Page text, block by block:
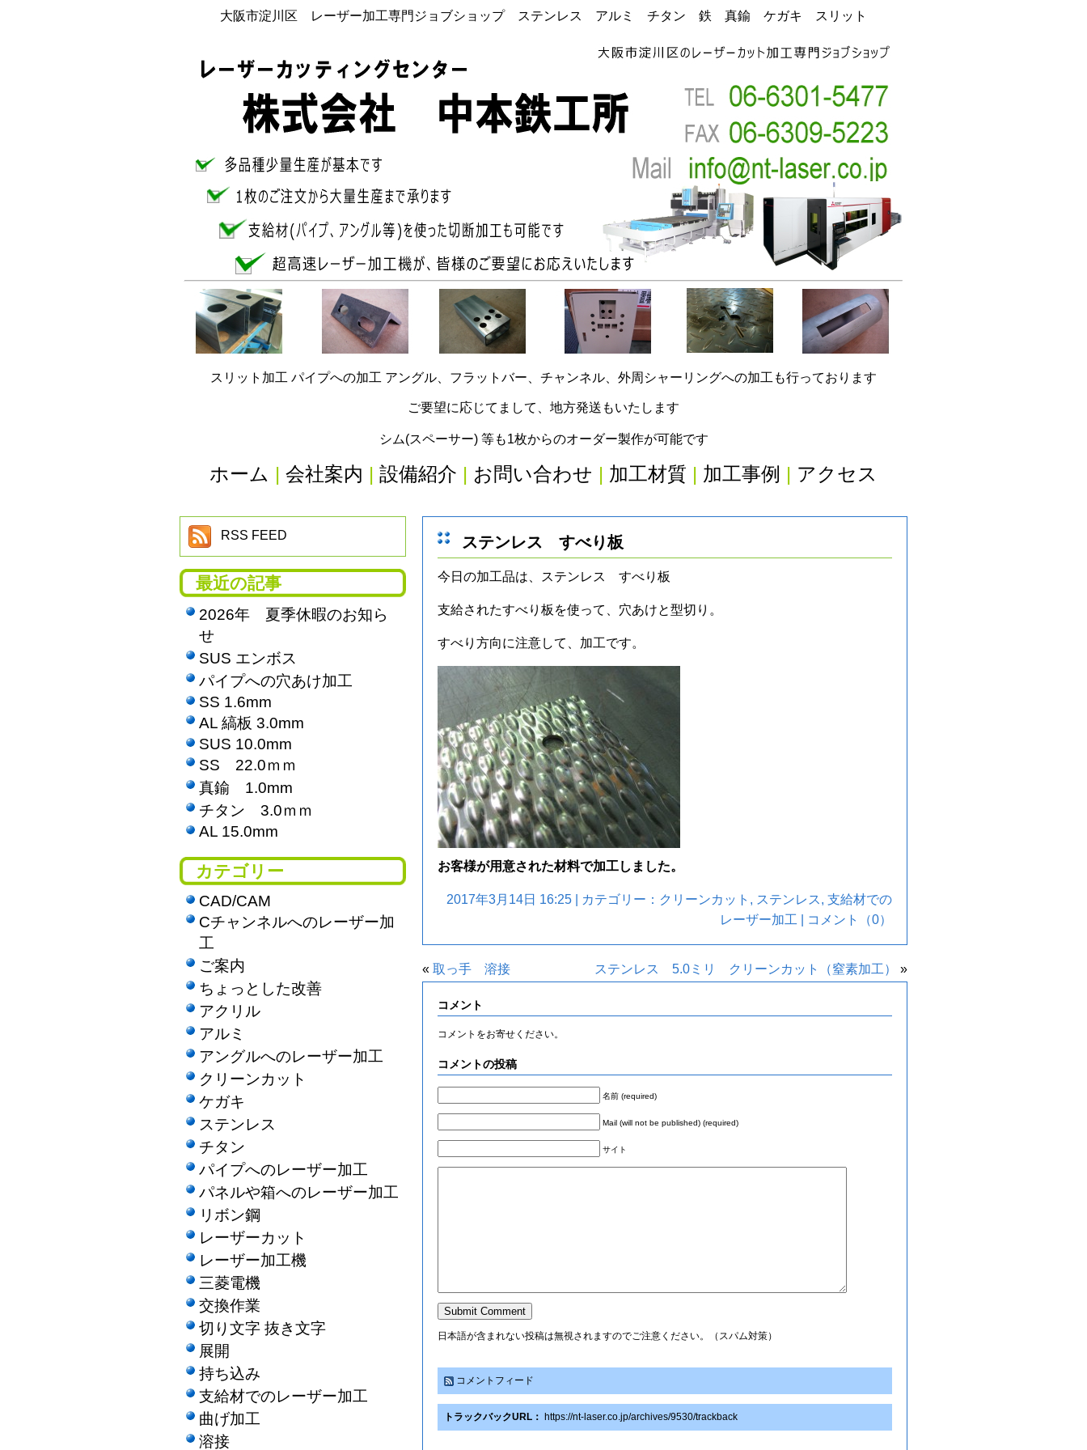
大阪市淀川区 レーザー加工専門ジョブショップ ステンレス アルミ チタン 鉄 真鍮 ケガキ スリット
スリット加工 パイプへの加工 アングル、フラットバー、チャンネル、外周シャーリングへの加工も行っております
ご要望に応じてまして、地方発送もいたします
シム(スペーサー) 等も1枚からのオーダー製作が可能です
ホーム | 会社案内 | 設備紹介 | お問い合わせ | 加工材質 | 加工事例 | アクセス
ステンレス すべり板
今日の加工品は、ステンレス すべり板
支給されたすべり板を使って、穴あけと型切り。
すべり方向に注意して、加工です。
お客様が用意された材料で加工しました。
2017年3月14日 16:25 | カテゴリー： クリーンカット , ステンレス, 支給材での
レーザー加工
コメント（0）
« 取っ手 溶接 ステンレス 5.0ミリ クリーンカット（窒素加工） »
コメント
コメントをお寄せください。
コメントの投稿
名前 (required)
Mail (will not be published) (required)
サイト
日本語が含まれない投稿は無視されますのでご注意ください。（スパム対策）
コメントフィード
トラックバックURL： https://nt-laser.co.jp/archives/9530/trackback
RSS FEED
最近の記事
2026年 夏季休暇のお知ら
せ
SUS エンボス
パイプへの穴あけ加工
SS 1.6mm
AL 縞板 3.0mm
SUS 10.0mm
SS 22.0ｍｍ
真鍮 1.0mm
チタン 3.0ｍｍ
AL 15.0mm
カテゴリー
CAD/CAM
Cチャンネルへのレーザー加
工
ご案内
ちょっとした改善
アクリル
アルミ
アングルへのレーザー加工
クリーンカット
ケガキ
ステンレス
チタン
パイプへのレーザー加工
パネルや箱へのレーザー加工
リボン鋼
レーザーカット
レーザー加工機
三菱電機
交換作業
切り文字 抜き文字
展開
持ち込み
支給材でのレーザー加工
曲げ加工
溶接